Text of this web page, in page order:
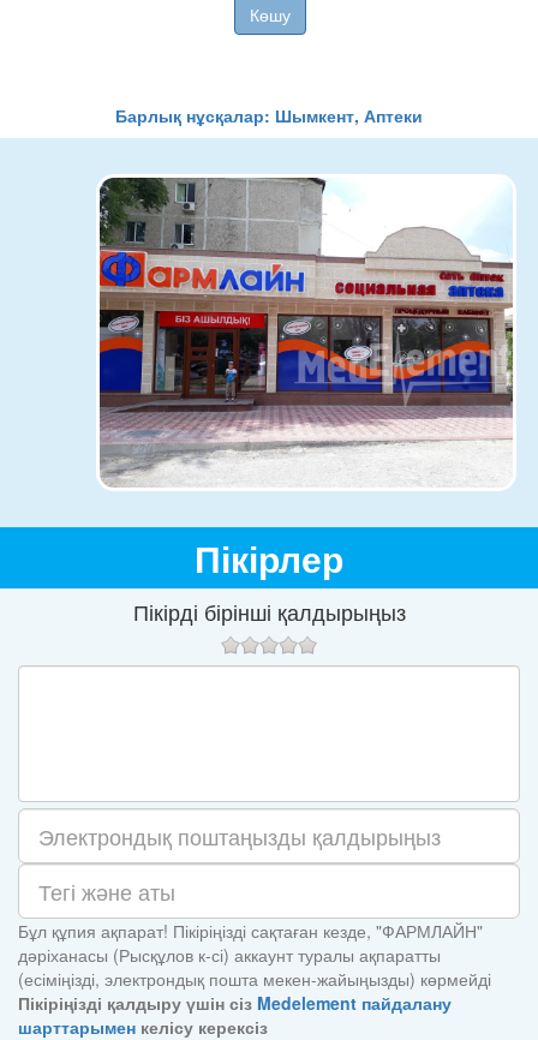
Көшу
Барлық нұсқалар: Шымкент, Аптеки
Пікірлер
Пікірді бірінші қалдырыңыз
Бұл құпия ақпарат! Пікіріңізді сақтаған кезде, "ФАРМЛАЙН"
дәріханасы (Рысқұлов к-сі) аккаунт туралы ақпаратты
(есіміңізді, электрондық пошта мекен-жайыңызды) көрмейді
Пікіріңізді қалдыру үшін сіз Medelement пайдалану
шарттарымен келісу керексіз